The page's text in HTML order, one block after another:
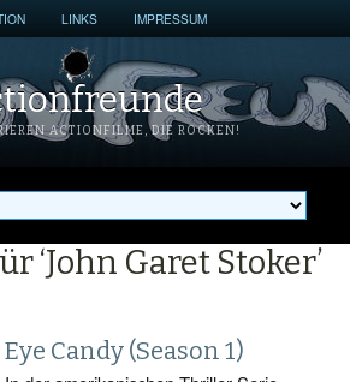
LINKS IMPRESSUM
ACTIONFILME, DIE ROCKEN!
‘John Garet Stoker’
Eye Candy (Season 1)